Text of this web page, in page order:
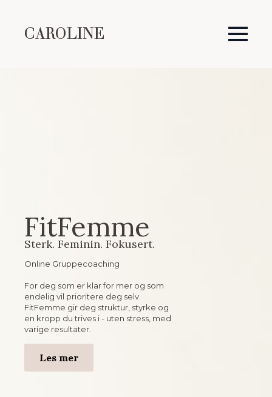
CAROLINE
FitFemme
Sterk. Feminin. Fokusert.
Online Gruppecoaching
For deg som er klar for mer og som
endelig vil prioritere deg selv.
FitFemme gir deg struktur, styrke og
en kropp du trives i - uten stress, med
varige resultater.
Les mer